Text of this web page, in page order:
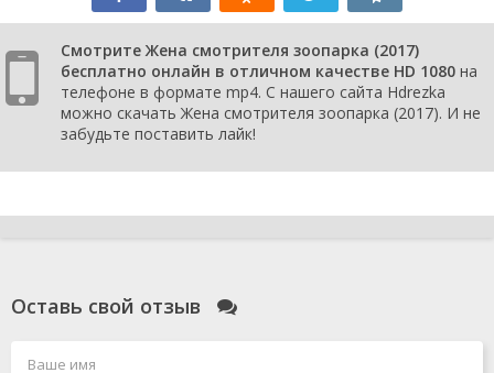
Смотрите Жена смотрителя зоопарка (2017)
бесплатно онлайн в отличном качестве HD 1080 на
телефоне в формате mp4. С нашего сайта Hdrezka
можно скачать Жена смотрителя зоопарка (2017). И не
забудьте поставить лайк!
Оставь свой отзыв